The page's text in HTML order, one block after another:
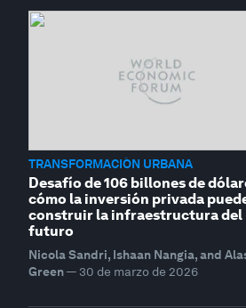
TRANSFORMACIÓN URBANA
Desafío de 106 billones de
cómo la inversión privada
construir la infraestructura del
futuro
Nicola Sandri, Ishaan Nangia, and
Green— 30 de marzo de 2026